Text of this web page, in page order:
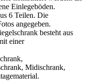
Einlegeböden.
6 Teilen. Die
angegeben.
besteht aus
einer
Midischrank,